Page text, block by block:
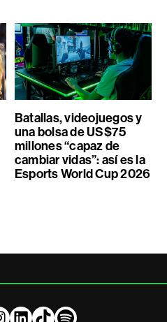
Batallas, videojuegos y
una bolsa de US$75
millones “capaz de
cambiar vidas”: así es la
Esports World Cup 2026